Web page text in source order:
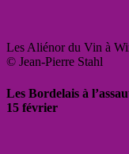
Les Aliénor du Vin à
© Jean-Pierre Stahl
Les Bordelais à
15 février